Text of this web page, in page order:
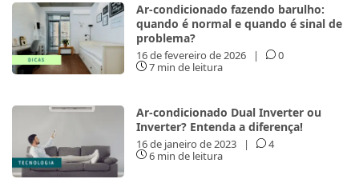
Ar-condicionado fazendo barulho:
quando é normal e quando é sinal de
problema?
16 de fevereiro de 2026 |
0
7 min de leitura
Ar-condicionado Dual Inverter ou
Inverter? Entenda a diferença!
16 de janeiro de 2023 |
4
6 min de leitura